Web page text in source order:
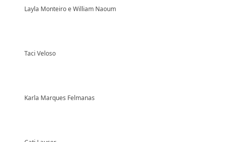
Layla Monteiro e William Naoum
Taci Veloso
Karla Marques Felmanas